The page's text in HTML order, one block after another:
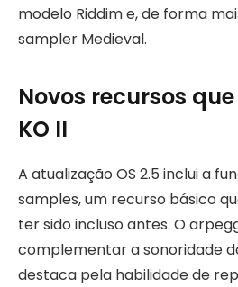
modelo Riddim e, de forma
sampler Medieval.
Novos recursos
KO II
A atualização OS 2.5 inclui a
samples, um recurso básico
ter sido incluso antes. O
complementar a sonoridade
destaca pela habilidade de